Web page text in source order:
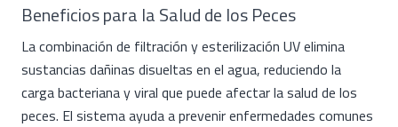
Beneficios para la Salud de los Peces
La combinación de filtración y esterilización UV elimina
sustancias dañinas disueltas en el agua, reduciendo la
carga bacteriana y viral que puede afectar la salud de los
peces. El sistema ayuda a prevenir enfermedades comunes